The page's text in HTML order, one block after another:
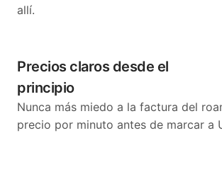
allí.
Precios claros desde el
principio
Nunca más miedo a la factura del
precio por minuto antes de marcar a